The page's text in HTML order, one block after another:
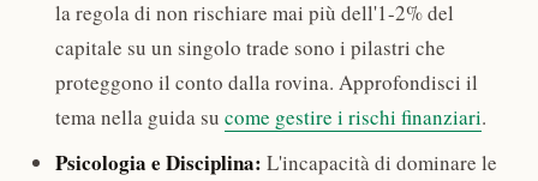
la regola di non rischiare mai più dell'1-2% del
capitale su un singolo trade sono i pilastri che
proteggono il conto dalla rovina. Approfondisci il
tema nella guida su come gestire i rischi finanziari.
Psicologia e Disciplina: L'incapacità di dominare le